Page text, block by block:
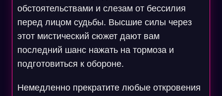
обстоятельствами и слезам от бессилия
перед лицом судьбы. Высшие силы через
этот мистический сюжет дают вам
последний шанс нажать на тормоза и
подготовиться к обороне.
Немедленно прекратите любые откровения